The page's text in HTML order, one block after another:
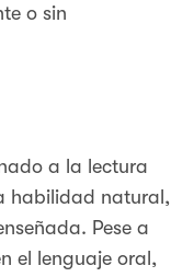
o sin
a la lectura
habilidad natural,
Pese a
el lenguaje oral,